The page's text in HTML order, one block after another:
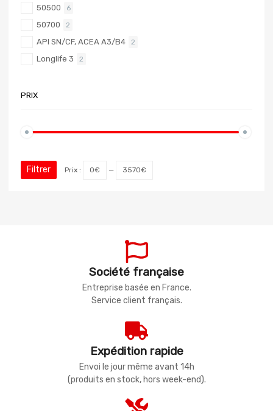
50500 6
50700 2
API SN/CF, ACEA A3/B4 2
Longlife 3 2
PRIX
Filtrer Prix : 0€ — 3570€
Société française
Entreprise basée en France.
Service client français.
Expédition rapide
Envoi le jour même avant 14h
(produits en stock, hors week-end).